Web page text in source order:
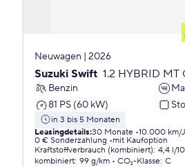
Neuwagen | 2026
Suzuki Swift 1.2 HYBRID
Benzin
81 PS (60 kW)
in 3 bis 5 Monaten
Leasingdetails:30 Monate 10.000 km/
0 € Sonderzahlung
mit Kaufoption
Kraftstoffverbrauch (kombiniert): 4,4 l/
kombiniert: 99 g/km CO₂-Klasse: C